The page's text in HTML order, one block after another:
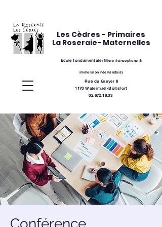
Ecole fondamentale(filière francophone &
immersion néerlandais)
Rue du Gruyer 8
1170 Watermael-Boitsfort
02.672.18.33
Les Cèdres - Primaires
La Roseraie- Maternelles